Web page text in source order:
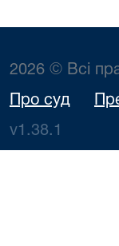
2026 © Всі
Про суд
v1.38.1